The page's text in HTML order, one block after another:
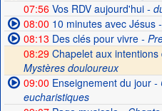
07:56Vos RDV aujourd'hui-
08:00 10 minutes avec Jésus-
08:13 Des clés pour vivre-
08:29 Chapelet aux
Mystères douloureux
09:00 Enseignement du jour-
eucharistiques